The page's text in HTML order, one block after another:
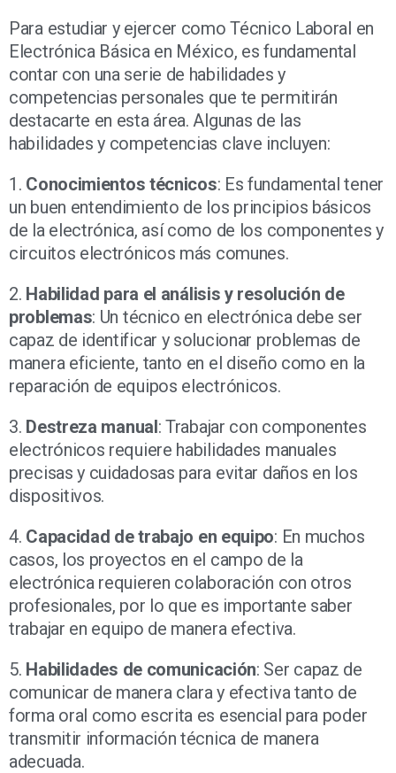
Para estudiar y ejercer como Técnico Laboral en
Electrónica Básica en México, es fundamental
contar con una serie de habilidades y
competencias personales que te permitirán
destacarte en esta área. Algunas de las
habilidades y competencias clave incluyen:
1. Conocimientos técnicos: Es fundamental tener
un buen entendimiento de los principios básicos
de la electrónica, así como de los componentes y
circuitos electrónicos más comunes.
2. Habilidad para el análisis y resolución de
problemas: Un técnico en electrónica debe ser
capaz de identificar y solucionar problemas de
manera eficiente, tanto en el diseño como en la
reparación de equipos electrónicos.
3. Destreza manual: Trabajar con componentes
electrónicos requiere habilidades manuales
precisas y cuidadosas para evitar daños en los
dispositivos.
4. Capacidad de trabajo en equipo: En muchos
casos, los proyectos en el campo de la
electrónica requieren colaboración con otros
profesionales, por lo que es importante saber
trabajar en equipo de manera efectiva.
5. Habilidades de comunicación: Ser capaz de
comunicar de manera clara y efectiva tanto de
forma oral como escrita es esencial para poder
transmitir información técnica de manera
adecuada.